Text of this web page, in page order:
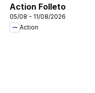
Action Folleto
05/08 - 11/08/2026
Action